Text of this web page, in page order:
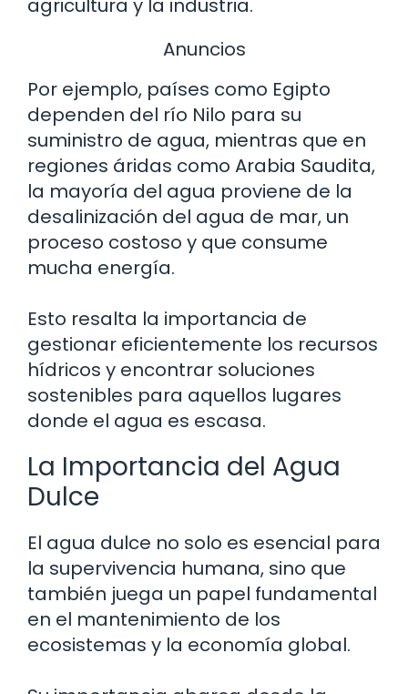
agricultura y la industria.
Anuncios
Por ejemplo, países como Egipto
dependen del río Nilo para su
suministro de agua, mientras que en
regiones áridas como Arabia Saudita,
la mayoría del agua proviene de la
desalinización del agua de mar, un
proceso costoso y que consume
mucha energía.
Esto resalta la importancia de
gestionar eficientemente los recursos
hídricos y encontrar soluciones
sostenibles para aquellos lugares
donde el agua es escasa.
La Importancia del Agua
Dulce
El agua dulce no solo es esencial para
la supervivencia humana, sino que
también juega un papel fundamental
en el mantenimiento de los
ecosistemas y la economía global.